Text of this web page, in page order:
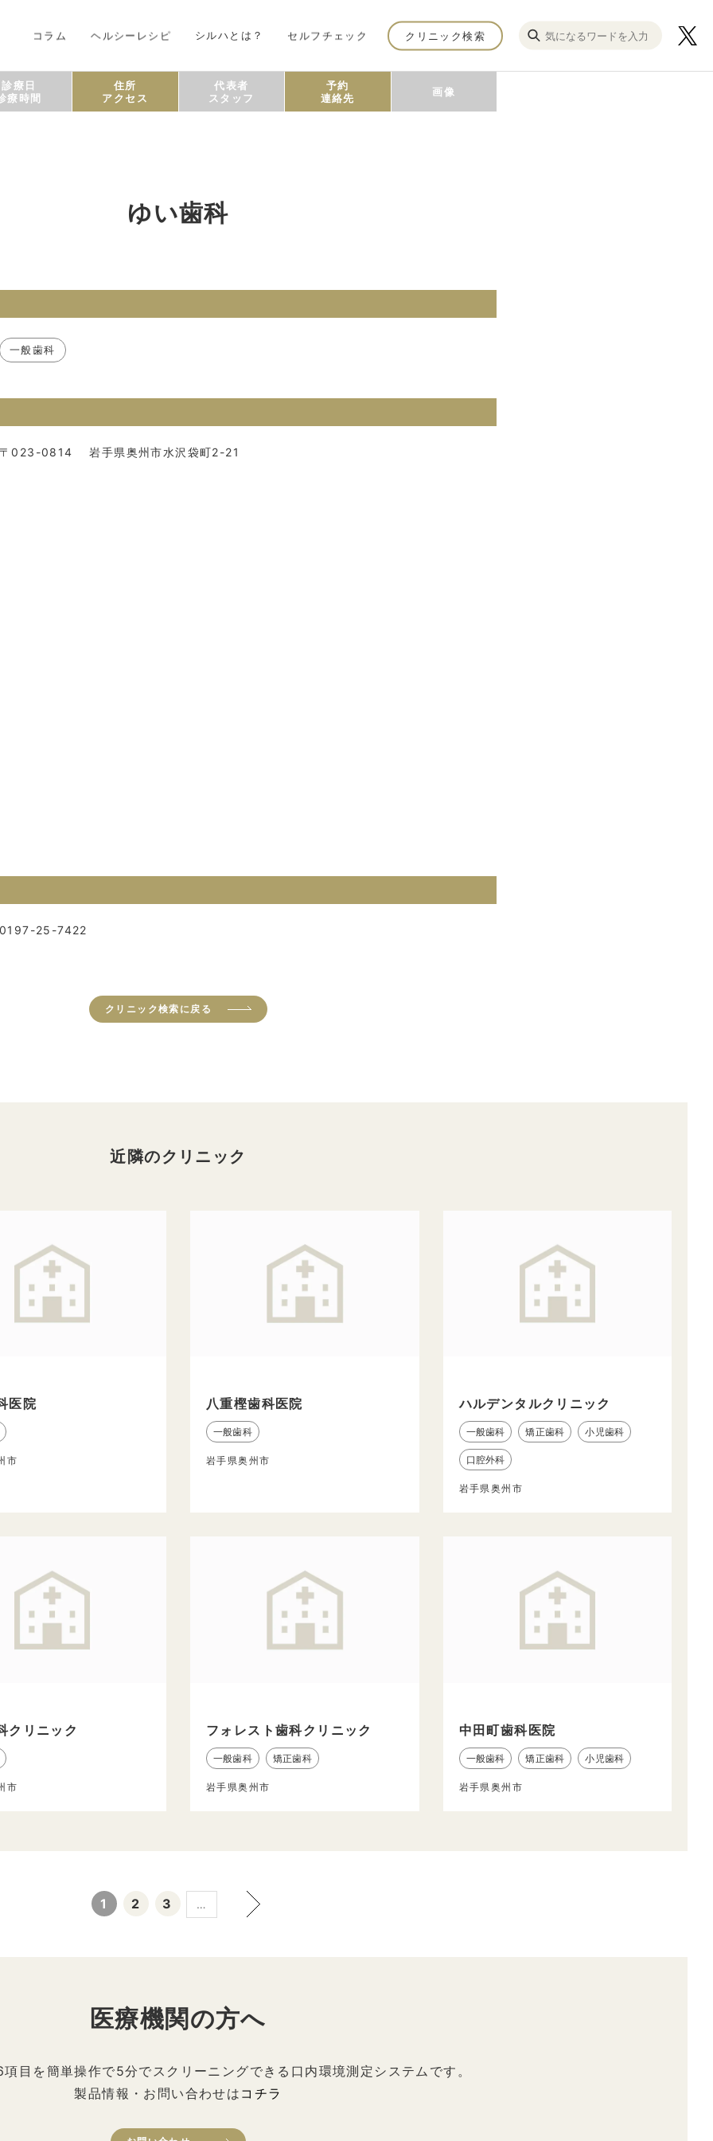
コラム ヘルシーレシピ シルハとは？ セルフチェック クリニック検索
診療日
療時間
住所
アクセス
代表者
スタッフ
予約
連絡先
画像
ゆい歯科
一般歯科
〒023-0814 岩手県奥州市水沢袋町2-21
0197-25-7422
クリニック検索に戻る
近隣のクリニック
医院
市
八重樫歯科医院
一般歯科
岩手県奥州市
ハルデンタルクリニック
一般歯科 矯正歯科 小児歯科
口腔外科
岩手県奥州市
クリニック
市
フォレスト歯科クリニック
一般歯科 矯正歯科
岩手県奥州市
中田町歯科医院
一般歯科 矯正歯科 小児歯科
岩手県奥州市
1 2 3 …
医療機関の方へ
目を簡単操作で5分でスクリーニングできる口内環境測定システムです。
製品情報・お問い合わせは コチラ